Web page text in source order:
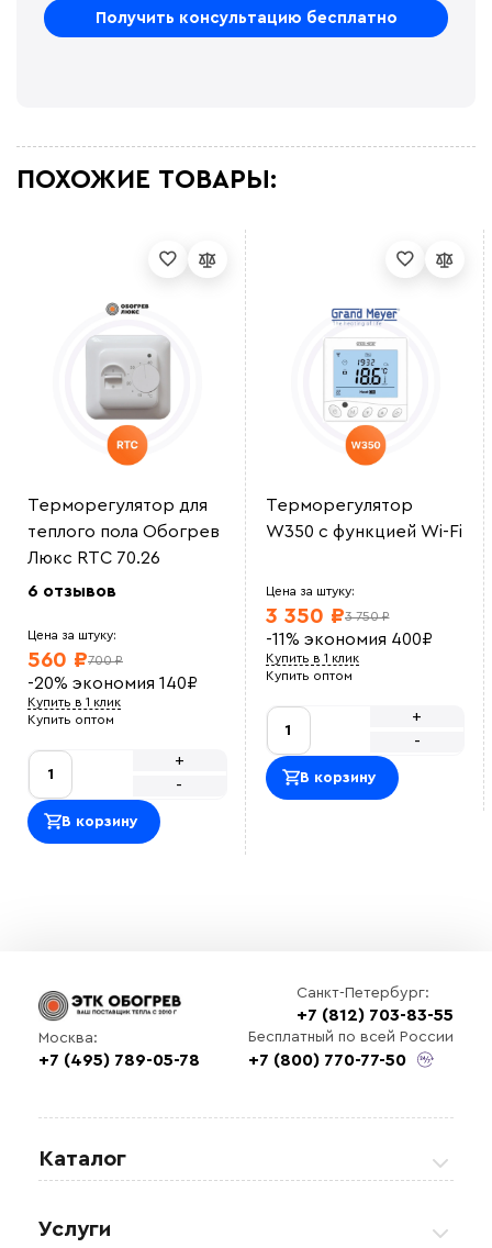
ПОХОЖИЕ ТОВАРЫ:
Терморегулятор для
теплого пола Обогрев
Люкс RTC 70.26
6 отзывов
Цена за штуку:
700 ₽
560 ₽
-20% экономия 140₽
Купить в 1 клик
Купить оптом
-
+
В корзину
Терморегулятор
W350 с функцией Wi-Fi
Цена за штуку:
3 750 ₽
3 350 ₽
-11% экономия 400₽
Купить в 1 клик
Купить оптом
-
+
В корзину
Санкт-Петербург:
+7 (812) 703-83-55
Москва:
+7 (495) 789-05-78
Бесплатный по всей России
+7 (800) 770-77-50
Каталог
Услуги